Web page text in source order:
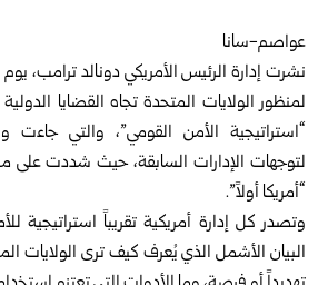
عواصم-سانا
نشرت إدارة الرئيس الأمريكي دونالد ترامب،
لمنظور الولايات المتحدة تجاه القضايا
“استراتيجية الأمن القومي”، والتي جاءت
لتوجهات الإدارات السابقة، حيث شددت على
“أمريكا أولاً”.
وتصدر كل إدارة أمريكية تقريباً استراتيجية
البيان الأشمل الذي يُعرف كيف ترى الولايات